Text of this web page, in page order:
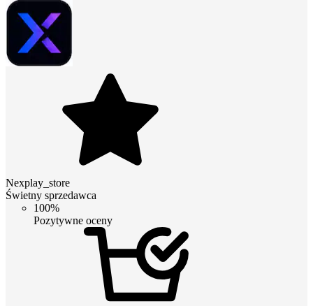
Nexplay_store
Świetny sprzedawca
100%
Pozytywne oceny